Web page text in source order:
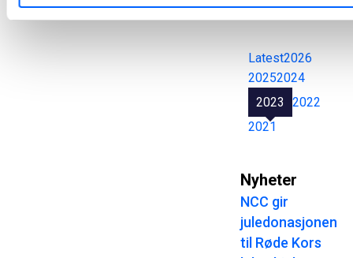
Tøm felt
Latest2026
20252024
2023
2022
2021
Nyheter
NCC gir
juledonasjonen
til Røde Kors